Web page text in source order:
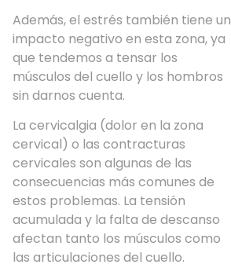
Además, el estrés también tiene un
impacto negativo en esta zona, ya
que tendemos a tensar los
músculos del cuello y los hombros
sin darnos cuenta.
La cervicalgia (dolor en la zona
cervical) o las contracturas
cervicales son algunas de las
consecuencias más comunes de
estos problemas. La tensión
acumulada y la falta de descanso
afectan tanto los músculos como
las articulaciones del cuello.